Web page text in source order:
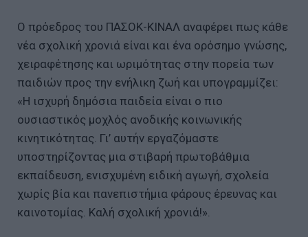
Ο πρόεδρος του ΠΑΣΟΚ-ΚΙΝΑΛ αναφέρει πως κάθε
νέα σχολική χρονιά είναι και ένα ορόσημο γνώσης,
χειραφέτησης και ωριμότητας στην πορεία των
παιδιών προς την ενήλικη ζωή και υπογραμμίζει:
«Η ισχυρή δημόσια παιδεία είναι ο πιο
ουσιαστικός μοχλός ανοδικής κοινωνικής
κινητικότητας. Γι’ αυτήν εργαζόμαστε
υποστηρίζοντας μια στιβαρή πρωτοβάθμια
εκπαίδευση, ενισχυμένη ειδική αγωγή, σχολεία
χωρίς βία και πανεπιστήμια φάρους έρευνας και
καινοτομίας. Καλή σχολική χρονιά!».